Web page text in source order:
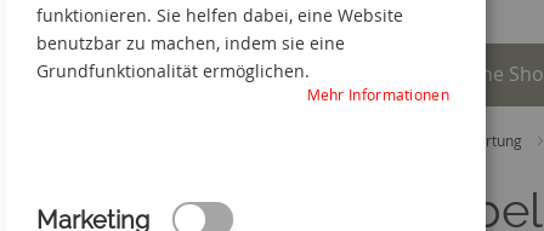
Individuelle Produkte Online
Prüfplaketten-QS-Wartung
funktionieren. Sie helfen dabei, eine Website
benutzbar zu machen, indem sie eine
Grundfunktionalität ermöglichen.
Mehr Informationen
Marketing